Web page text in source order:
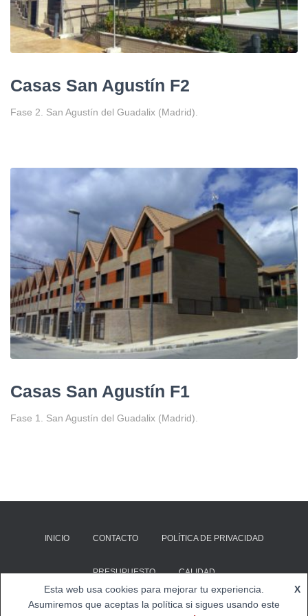
Casas San Agustín F2
Fase 2. San Agustín del Guadalix (Madrid).
Casas San Agustín F1
Fase 1. San Agustín del Guadalix (Madrid).
INICIO CONTACTO POLÍTICA DE PRIVACIDAD
PRESUPUESTO CALIDAD
Hestia | Desarrollado porThemeIsle
Esta web usa cookies para mejorar tu experiencia.
Asumiremos que aceptas la política si sigues usando este
X